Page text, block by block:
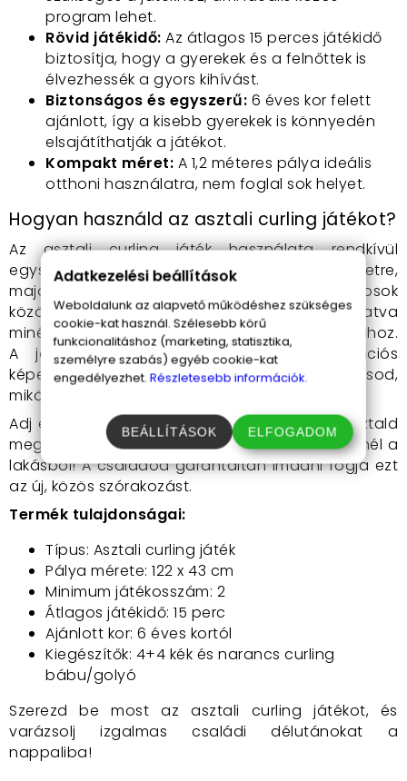
program lehet.
Rövid játékidő: Az átlagos 15 perces játékidő
biztosítja, hogy a gyerekek és a felnőttek is
élvezhessék a gyors kihívást.
Biztonságos és egyszerű: 6 éves kor felett
ajánlott, így a kisebb gyerekek is könnyedén
elsajátíthatják a játékot.
Kompakt méret: A 1,2 méteres pálya ideális
otthoni használatra, nem foglal sok helyet.
Hogyan használd az asztali curling játékot?
Az asztali curling játék használata rendkívül
egyszerű. Csak terítsd ki a pályát egy sík felületre,
majd oszd szét a curling golyókat a játékosok
között. A cél, hogy a golyókat a pályán csúsztatva
minél közelebb juttasd a céltábla piros karikájához.
A játék során fejlesztheted a koncentrációs
képességeidet és a stratégiai gondolkodásod,
miközben remekül szórakozol.
Adj esélyt az asztali curling játéknak, és tapasztald
meg a téli sportok izgalmát anélkül, hogy kilépnél a
lakásból! A családod garantáltan imádni fogja ezt
az új, közös szórakozást.
Termék tulajdonságai:
Típus: Asztali curling játék
Pálya mérete: 122 x 43 cm
Minimum játékosszám: 2
Átlagos játékidő: 15 perc
Ajánlott kor: 6 éves kortól
Kiegészítők: 4+4 kék és narancs curling
bábu/golyó
Szerezd be most az asztali curling játékot, és
varázsolj izgalmas családi délutánokat a
nappaliba!
Adatkezelési beállítások
Weboldalunk az alapvető működéshez szükséges
cookie-kat használ. Szélesebb körű
funkcionalitáshoz (marketing, statisztika,
személyre szabás) egyéb cookie-kat
engedélyezhet. Részletesebb információk.
BEÁLLÍTÁSOK ELFOGADOM